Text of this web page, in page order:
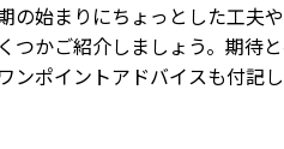
の始まりにちょっとした工夫
つかご紹介しましょう。期待
ポイントアドバイスも付記し